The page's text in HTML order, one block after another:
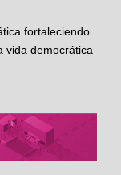
fortaleciendo
vida democrática